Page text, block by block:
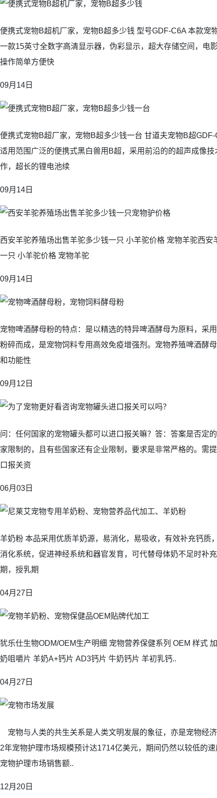
便携式宠物B超机厂家，宠物B超多少钱 型号GDF-C6A 本款宠
一款15英寸全数字高清显示器，伪彩显示，超大存储空间，电
操作简单方便快
09月14日
便携式宠物B超厂家，宠物B超多少钱一台 甘道夫宠物B超
适用范围广泛的便携式黑白兽用B超，采用前沿的的超声成像
作，超长的锂电池续
09月14日
西安羊驼养殖场出售羊驼多少钱一只 小羊驼价格 宠物羊驼西安
一只 小羊驼价格 宠物羊驼
09月14日
宠物啤酒酵母粉的特点：是以精选的特异啤酒酵母为原料，采
粉碎而成，是宠物饲料专用高效免疫增强剂。宠物养殖啤酒酵
和功能性
09月12日
问：任何国家的宠物罐头都可以进口报关嘛？答：答案是否定
家限制的，且有些国家还有企业限制，要求是非常严格的。需
口报关资
06月03日
羊奶粉 本品采用优质羊奶源，易消化，易吸收，有效补充钙质
消化系统，促进神经系统和器官发育，可代替母体奶不足时补
期，授乳期
04月27日
犹乐仕生物ODM/OEM生产明细 宠物营养保健系列 OEM 样式
奶咀嚼片 羊奶A+钙片 AD3钙片 牛奶钙片 羊初乳钙..
04月27日
宠物与人类的共生关系是人类文明发展的象征，亦是宠物
2年宠物护理市场规模预计达1714亿美元，期间仍然以较低
宠物护理市场销售额..
12月20日